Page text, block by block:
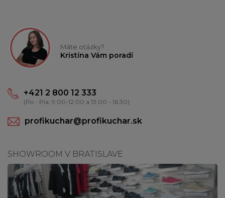
Máte otázky?
Kristína Vám poradí
+421 2 800 12 333
(Po - Pia: 9:00-12:00 a 13:00 - 16:30)
profikuchar@profikuchar.sk
SHOWROOM V BRATISLAVE